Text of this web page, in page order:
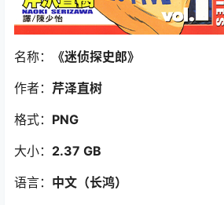
名称： 《迷侦探史郎》
作者： 芹泽直树
格式： PNG
大小： 2.37 GB
语言： 中文（长鸿）